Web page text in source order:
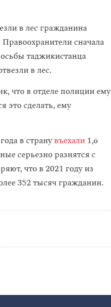
в лес гражданина
сначала
таджикистанца
в лес.
что в отделе полиции ему
это сделать, ему
в странувъехали1,6
серьезно разнятся с
что в 2021 году из
352 тысяч гражданин.